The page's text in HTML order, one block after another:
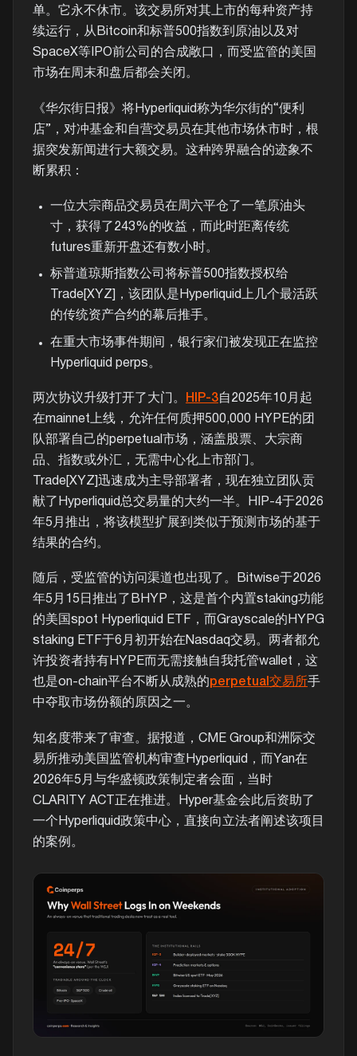
单。它永不休市。该交易所对其上市的每种资产持
续运行，从Bitcoin和标普500指数到原油以及对
SpaceX等IPO前公司的合成敞口，而受监管的美国
市场在周末和盘后都会关闭。
《华尔街日报》将Hyperliquid称为华尔街的“便利
店”，对冲基金和自营交易员在其他市场休市时，根
据突发新闻进行大额交易。这种跨界融合的迹象不
断累积：
一位大宗商品交易员在周六平仓了一笔原油头
寸，获得了243%的收益，而此时距离传统
futures重新开盘还有数小时。
标普道琼斯指数公司将标普500指数授权给
Trade[XYZ]，该团队是Hyperliquid上几个最活跃
的传统资产合约的幕后推手。
在重大市场事件期间，银行家们被发现正在监控
Hyperliquid perps。
两次协议升级打开了大门。 HIP-3 自2025年10月起
在mainnet上线，允许任何质押500,000 HYPE的团
队部署自己的perpetual市场，涵盖股票、大宗商
品、指数或外汇，无需中心化上市部门。
Trade[XYZ]迅速成为主导部署者，现在独立团队贡
献了Hyperliquid总交易量的大约一半。HIP-4于2026
年5月推出，将该模型扩展到类似于预测市场的基于
结果的合约。
随后，受监管的访问渠道也出现了。Bitwise于2026
年5月15日推出了BHYP，这是首个内置staking功能
的美国spot Hyperliquid ETF，而Grayscale的HYPG
staking ETF于6月初开始在Nasdaq交易。两者都允
许投资者持有HYPE而无需接触自我托管wallet，这
也是on-chain平台不断从成熟的 perpetual交易所手
中夺取市场份额的原因之一。
知名度带来了审查。据报道，CME Group和洲际交
易所推动美国监管机构审查Hyperliquid，而Yan在
2026年5月与华盛顿政策制定者会面，当时
CLARITY ACT正在推进。Hyper基金会此后资助了
一个Hyperliquid政策中心，直接向立法者阐述该项目
的案例。